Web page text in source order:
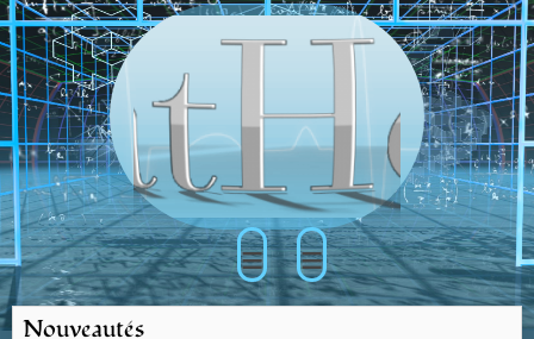
≡ ≡
Nouveautés